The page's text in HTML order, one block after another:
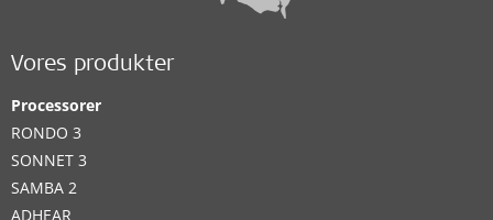
Vores produkter
Processorer
RONDO 3
SONNET 3
SAMBA 2
ADHEAR